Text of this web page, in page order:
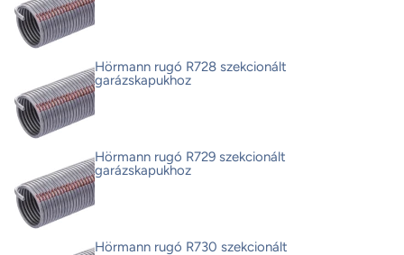
Hörmann rugó R728 szekcionált
garázskapukhoz
Hörmann rugó R729 szekcionált
garázskapukhoz
Hörmann rugó R730 szekcionált